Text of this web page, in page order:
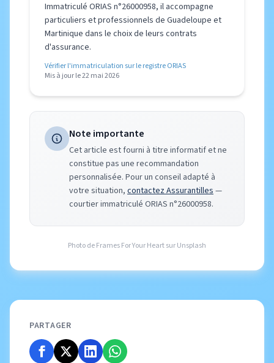
Immatriculé ORIAS n°26000958, il accompagne
particuliers et professionnels de Guadeloupe et
Martinique dans le choix de leurs contrats
d'assurance.
Vérifier l'immatriculation sur le registre ORIAS
Mis à jour le 22 mai 2026
Note importante
Cet article est fourni à titre informatif et ne
constitue pas une recommandation
personnalisée. Pour un conseil adapté à
votre situation, contactez Assurantilles—
courtier immatriculé ORIAS n°26000958.
Photo deFrames For Your HeartsurUnsplash
PARTAGER